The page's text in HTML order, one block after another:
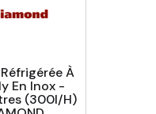
À
En Inox -
(300l/h)